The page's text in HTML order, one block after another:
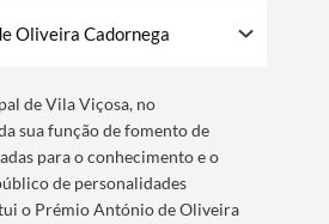
Oliveira Cadornega
de Vila Viçosa, no
sua função de fomento de
para o conhecimento e o
de personalidades
o Prémio António de Oliveira